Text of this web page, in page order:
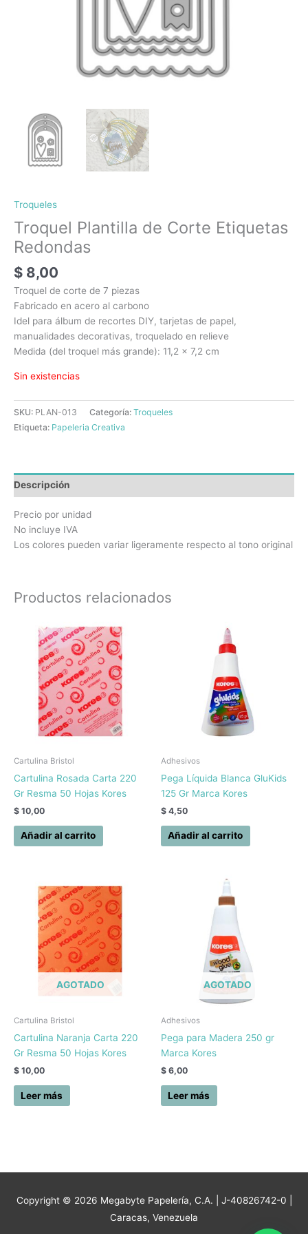
Troqueles
Troquel Plantilla de Corte Etiquetas
Redondas
$ 8,00
Troquel de corte de 7 piezas
Fabricado en acero al carbono
Idel para álbum de recortes DIY, tarjetas de papel,
manualidades decorativas, troquelado en relieve
Medida (del troquel más grande): 11,2 x 7,2 cm
Sin existencias
SKU: PLAN-013 Categoría: Troqueles
Etiqueta: Papeleria Creativa
Descripción
Precio por unidad
No incluye IVA
Los colores pueden variar ligeramente respecto al tono original
Productos relacionados
Cartulina Bristol
Cartulina Rosada Carta 220
Gr Resma 50 Hojas Kores
$ 10,00
Añadir al carrito
Adhesivos
Pega Líquida Blanca GluKids
125 Gr Marca Kores
$ 4,50
Añadir al carrito
AGOTADO
Cartulina Bristol
Cartulina Naranja Carta 220
Gr Resma 50 Hojas Kores
$ 10,00
Leer más
AGOTADO
Adhesivos
Pega para Madera 250 gr
Marca Kores
$ 6,00
Leer más
Copyright © 2026 Megabyte Papelería, C.A. | J-40826742-0 |
Caracas, Venezuela